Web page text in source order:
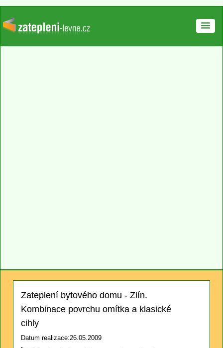
Zateplení bytového domu - Zlín.
Kombinace povrchu omítka a klasické
cihly
Datum realizace:26.05.2009